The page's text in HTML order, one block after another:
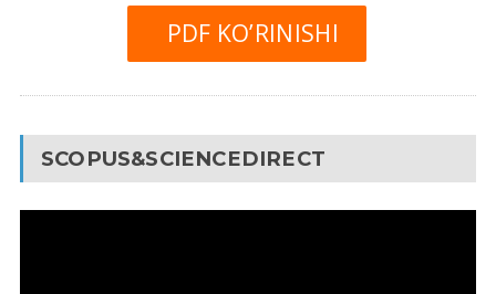
PDF KO’RINISHI
SCOPUS&SCIENCEDIRECT